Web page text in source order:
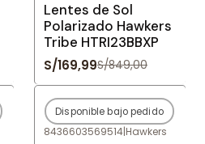
Lentes de Sol
Polarizado Hawkers
Tribe HTRI23BBXP
S/169,99S/849,00
-80%OFF
Agotado
Disponible bajo pedido
8436603569514|Hawkers